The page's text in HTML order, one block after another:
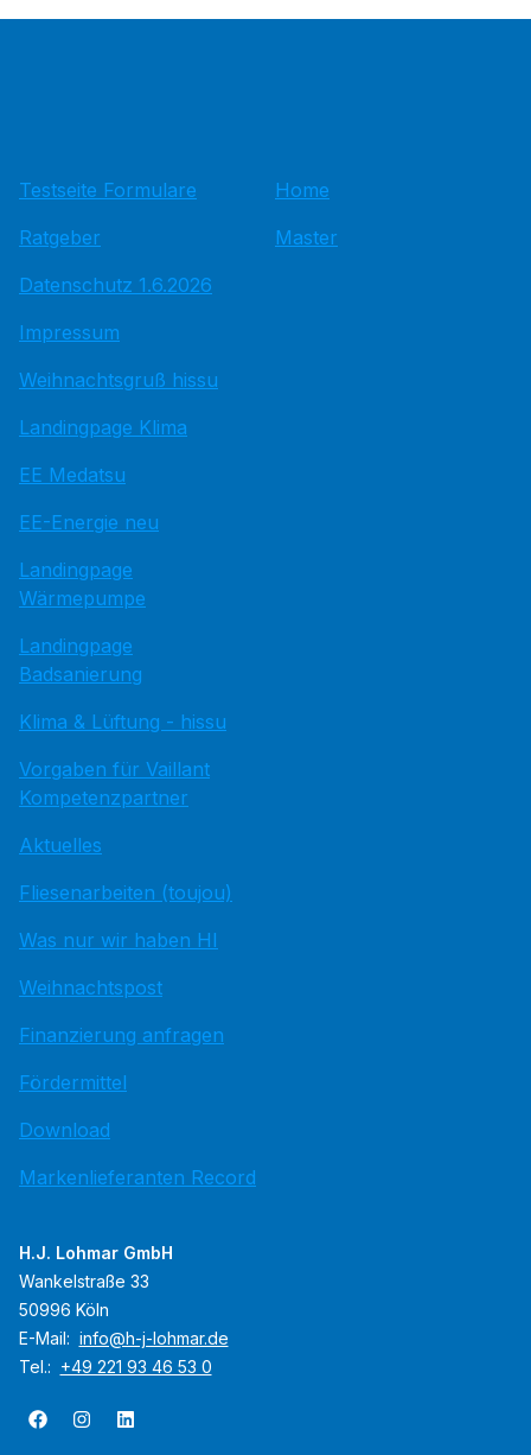
Testseite Formulare
Ratgeber
Datenschutz 1.6.2026
Impressum
Weihnachtsgruß hissu
Landingpage Klima
EE Medatsu
EE-Energie neu
Landingpage
Wärmepumpe
Landingpage
Badsanierung
Klima & Lüftung - hissu
Vorgaben für Vaillant
Kompetenzpartner
Aktuelles
Fliesenarbeiten (toujou)
Was nur wir haben HI
Weihnachtspost
Finanzierung anfragen
Fördermittel
Download
Markenlieferanten Record
Home
Master
H.J. Lohmar GmbH
Wankelstraße 33
50996 Köln
E-Mail: info@h-j-lohmar.de
Tel.: +49 221 93 46 53 0